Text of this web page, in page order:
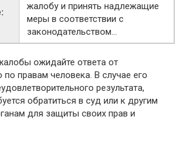
жалобу и принять надлежащие
меры в соответствии с
законодательством…
ожидайте ответа от
правам человека. В случае его
результата,
обратиться в суд или к другим
для защиты своих прав и